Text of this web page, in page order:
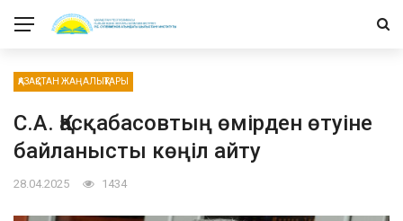
ҚАЗАҚСТАН ЖАҢАЛЫҚТАРЫ
С.А. Қасқабасовтың өмірден өтуіне
байланысты көңіл айту
28.04.2025 1434